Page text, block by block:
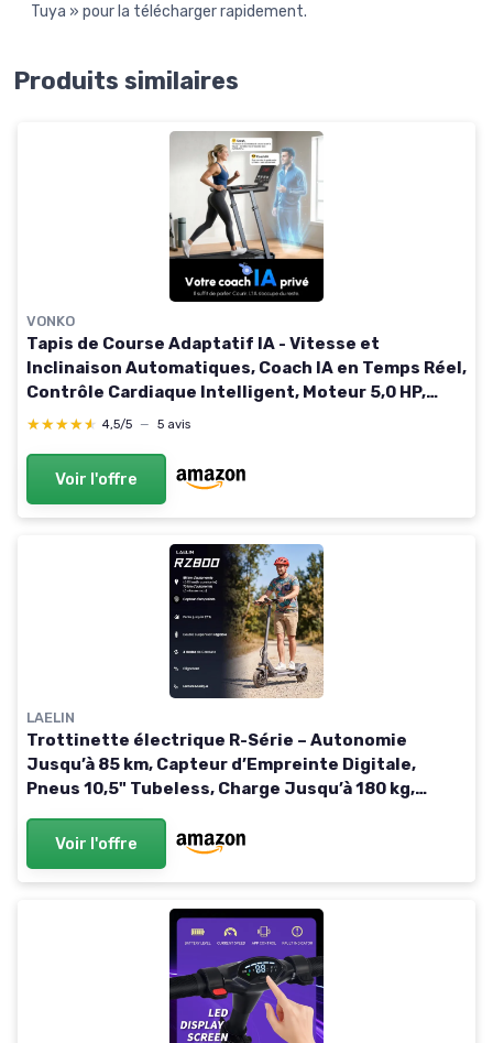
Tuya » pour la télécharger rapidement.
Produits similaires
VONKO
Tapis de Course Adaptatif IA - Vitesse et
Inclinaison Automatiques, Coach IA en Temps Réel,
Contrôle Cardiaque Intelligent, Moteur 5,0 HP,
Charge Max 200 kg, pour Débutants Noir
★★★★★
★★★★★ 4,5/5 — 5 avis
Voir l'offre
LAELIN
Trottinette électrique R-Série – Autonomie
Jusqu’à 85 km, Capteur d’Empreinte Digitale,
Pneus 10,5" Tubeless, Charge Jusqu’à 180 kg,
Voir l'offre